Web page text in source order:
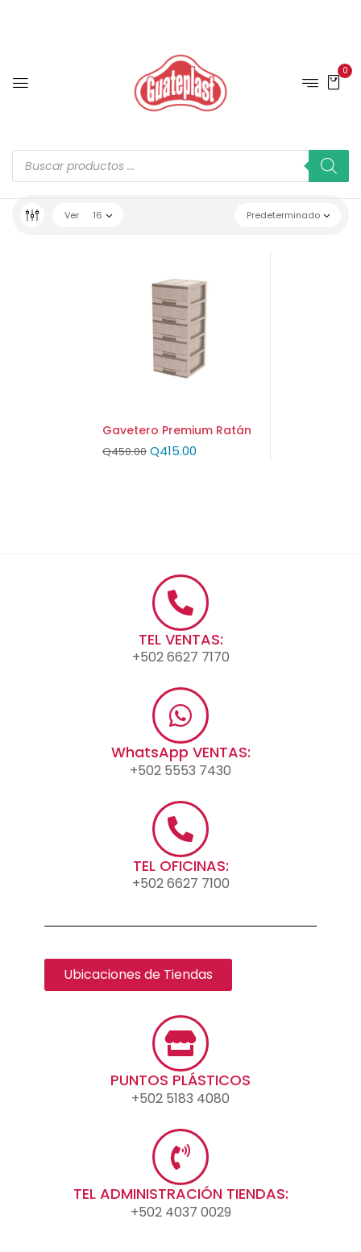
0
Predeterminado
Ver 16
Gavetero Premium Ratán
Q450.00 Q415.00
TEL VENTAS:
+502 6627 7170
WhatsApp VENTAS:
+502 5553 7430
TEL OFICINAS:
+502 6627 7100
Ubicaciones de Tiendas
PUNTOS PLÁSTICOS
+502 5183 4080
TEL ADMINISTRACIÓN TIENDAS:
+502 4037 0029